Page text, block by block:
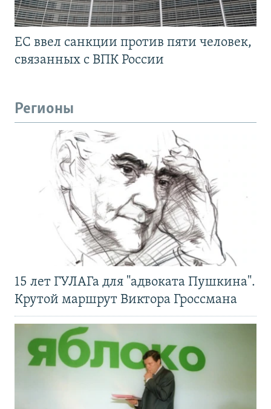
ЕС ввел санкции против пяти человек,
связанных с ВПК России
Регионы
15 лет ГУЛАГа для "адвоката Пушкина".
Крутой маршрут Виктора Гроссмана